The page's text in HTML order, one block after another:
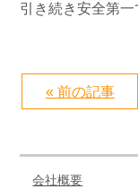
引き続き安全第一
« 前の記事
会社概要